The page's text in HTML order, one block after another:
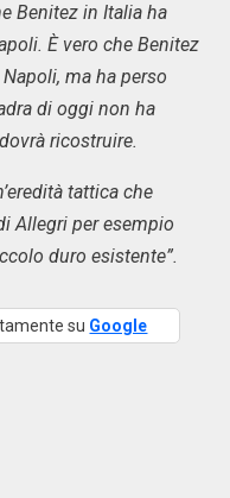
Benitez in Italia ha
È vero che Benitez
ma ha perso
di oggi non ha
ricostruire.
tattica che
Allegri per esempio
duro esistente”.
su Google